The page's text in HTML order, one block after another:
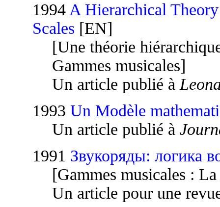
1994 A Hierarchical
Scales [EN]
[Une théorie
Gammes musicales]
Un article publié à
1993 Un Modèle
Un article publié à
1991 Звукоряды: логика
[Gammes musicales :
Un article pour une